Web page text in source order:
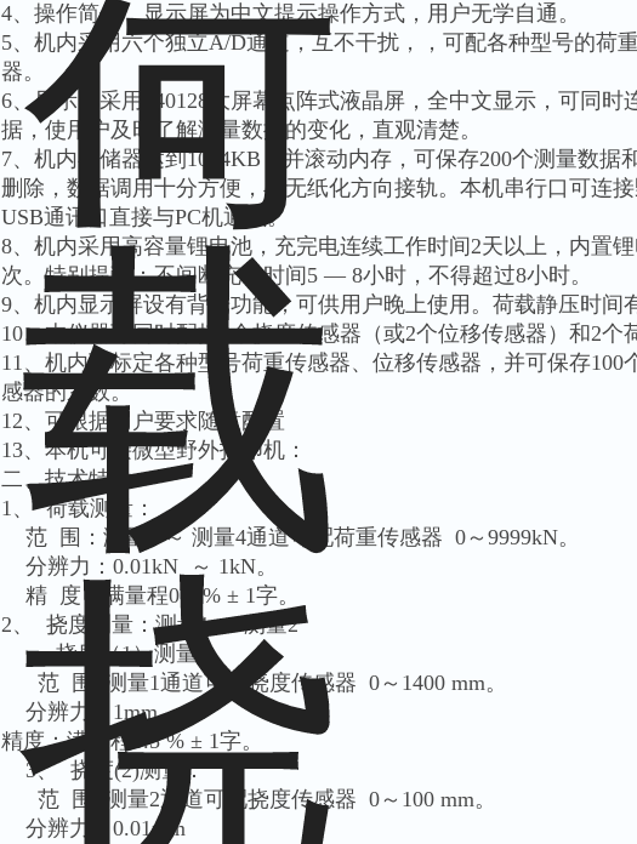
4、操作简便，显示屏为中文提示操作方式，用户无学自通。
5、机内采用六个独立A/D通道，互不干扰，，可配各种型号的荷
器。
6、显示屏采用240128大屏幕点阵式液晶屏，全中文显示，可同时
据，使用户及时了解测量数据的变化，直观清楚。
7、机内存储器达到1024KB，并滚动内存，可保存200个测量数据
删除，数据调用十分方便，与无纸化方向接轨。本机串行口可连接
USB通讯口直接与PC机通讯。
8、机内采用高容量锂电池，充完电连续工作时间2天以上，内置
次。特别提醒：不间断充电时间5 — 8小时，不得超过8小时。
9、机内显示屏设有背光功能，可供用户晚上使用。荷载静压时间
10、本仪器可同时配接2个挠度传感器（或2个位移传感器）和2个
11、机内可标定各种型号荷重传感器、位移传感器，并可保存100
感器的系数。
12、可根据用户要求随意配置
13、本机可接微型野外打印机：
二、技术特性：
1、 荷载测量：
范 围：测量1 ～ 测量4通道可配荷重传感器 0～9999kN。
分辨力：0.01kN ～ 1kN。
精 度：满量程0.5 % ± 1字。
2、 挠度测量：测量1 ～ 测量2
挠度（1）测量：
范 围: 测量1通道可配挠度传感器 0～1400 mm。
分辨力：1mm
精度：满量程0.5 % ± 1字。
3、 挠度(2)测量：
范 围: 测量2通道可配挠度传感器 0～100 mm。
分辨力：0.01mm